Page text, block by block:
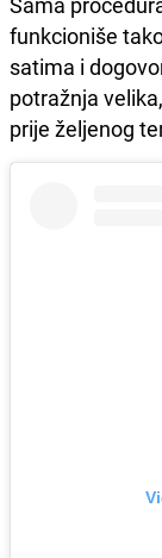
funkcioniše
satima i
potražnja
prije željenog